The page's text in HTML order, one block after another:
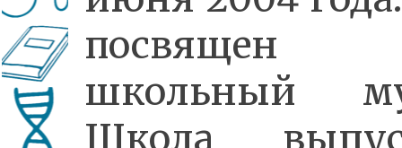
посвящен
школьный
Школа